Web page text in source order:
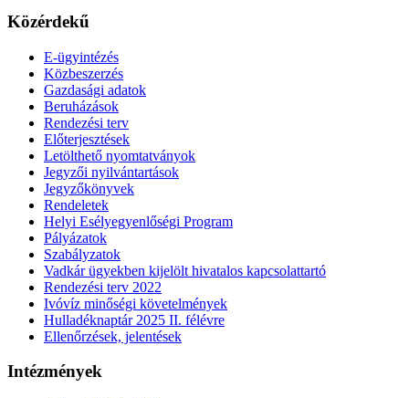
Közérdekű
E-ügyintézés
Közbeszerzés
Gazdasági adatok
Beruházások
Rendezési terv
Előterjesztések
Letölthető nyomtatványok
Jegyzői nyilvántartások
Jegyzőkönyvek
Rendeletek
Helyi Esélyegyenlőségi Program
Pályázatok
Szabályzatok
Vadkár ügyekben kijelölt hivatalos kapcsolattartó
Rendezési terv 2022
Ivóvíz minőségi követelmények
Hulladéknaptár 2025 II. félévre
Ellenőrzések, jelentések
Intézmények